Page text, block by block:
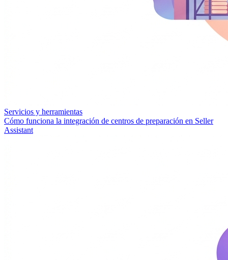
Servicios y herramientas
Cómo funciona la integración de centros de preparación en Seller
Assistant